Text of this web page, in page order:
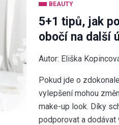
BEAUTY
5+1 tipů, jak
obočí na další
Autor: Eliška
Pokud jde o
vylepšení mohou
make-up look. Díky
podporovat a dodávat